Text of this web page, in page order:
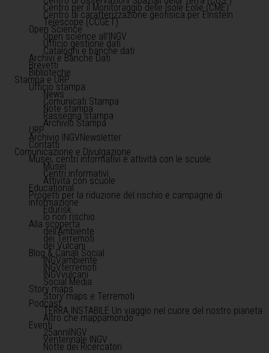
Centro per il Monitoraggio delle Isole Eolie (CME)
Centro di caratterizzazione geofisica per Einstein
Telescope (CCGET)
Open Science
Open science all'INGV
Ufficio gestione dati
Cataloghi e banche dati
Archivi e Banche Dati
Brevetti
Biblioteche
Stampa e URP
Ufficio stampa
News
Comunicati Stampa
Note stampa
Rassegna stampa
Archivio Stampa
URP
Archivio INGVNewsletter
Contatti
Comunicazione e Divulgazione
Musei, centri informativi e attività con le scuole
Musei
Centri informativi
Attività con scuole
Educational
Progetti per la riduzione del rischio e campagne di
informazione
Edurisk
Io non rischio
Alla scoperta
dell'Ambiente
dei Terremoti
dei Vulcani
Blog & Canali Social
INGVambiente
INGVterremoti
INGVvulcani
Social Media
Story maps
Story maps e Terremoti
Podcast
TERRA INSTABILE Un viaggio nel cuore del nostro pianeta
Altro che mappamondo
Eventi
25anniINGV
Ventennale INGV
Notte dei Ricercatori